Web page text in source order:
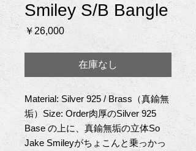
Smiley S/B Bangle
￥26,000価
在庫なし
Material: Silver 925 / Brass（真鍮無
垢）Size: Order肉厚のSilver 925
Base の上に、真鍮無垢の立体So
Jake Smileyがちょこんと乗っかっ